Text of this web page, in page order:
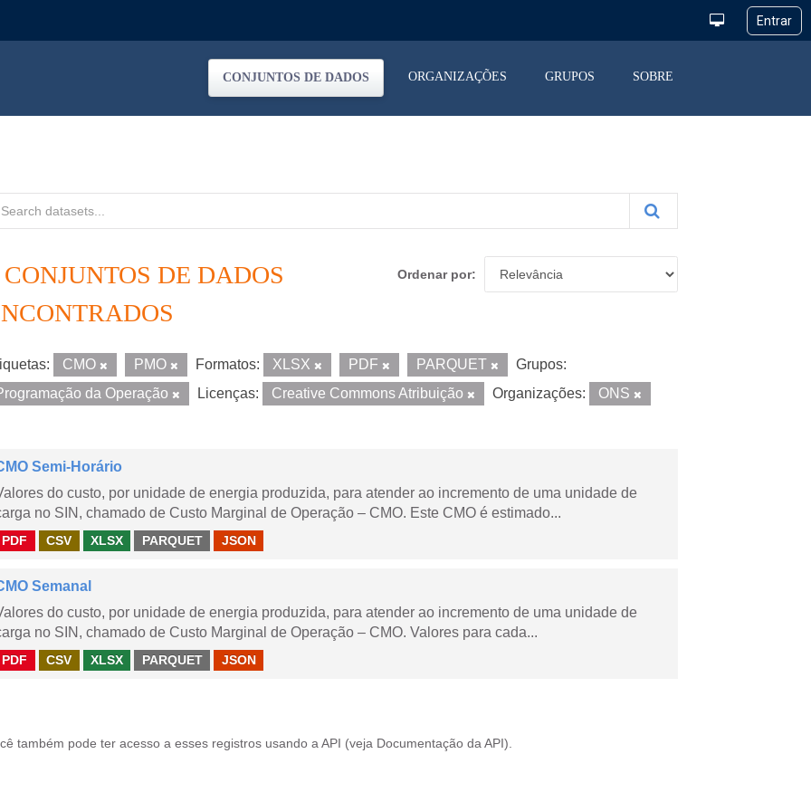
CONJUNTOS DE DADOS ORGANIZAÇÕES GRUPOS SOBRE
Ordenar por
CONJUNTOS DE DADOS
CMO PMO Formatos: XLSX PDF PARQUET
Grupos:
da Operação
Licenças: Creative Commons Atribuição Organizações: ONS
Semi-Horário
do custo, por unidade de energia produzida, para atender ao incremento de uma unidade de
no SIN, chamado de Custo Marginal de Operação – CMO. Este CMO é estimado...
PDF CSV XLSX PARQUET JSON
Semanal
do custo, por unidade de energia produzida, para atender ao incremento de uma unidade de
no SIN, chamado de Custo Marginal de Operação – CMO. Valores para cada...
PDF CSV XLSX PARQUET JSON
também pode ter acesso a esses registros usando a API (veja Documentação da API ).